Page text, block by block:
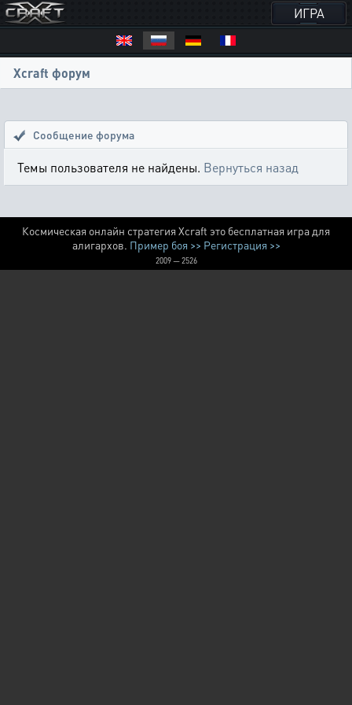
ИГРА
Xcraft форум
Сообщение форума
Темы пользователя не найдены. Вернуться назад
Космическая онлайн стратегия Xcraft это бесплатная игра для
алигархов. Пример боя >> Регистрация >>
2009 — 2526